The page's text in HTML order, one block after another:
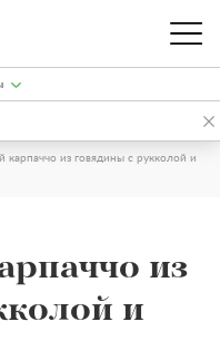
карпаччо из говядины с рукколой и
из
и